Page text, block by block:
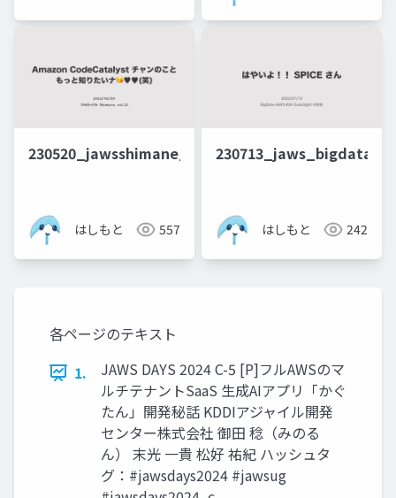
230520_jawsshimane_codecatalyst
はしもと 557 はしもと 242
各ページのテキスト
1.
JAWS DAYS 2024 C-5 [P]フルAWSのマ
ルチテナントSaaS ⽣成AIアプリ「かぐ
たん」開発秘話 KDDIアジャイル開発
センター株式会社 御田 稔（みのる
ん） 末光 一貴 松好 祐紀 ハッシュタ
グ：#jawsdays2024 #jawsug